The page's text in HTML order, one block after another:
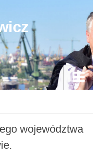
województwa